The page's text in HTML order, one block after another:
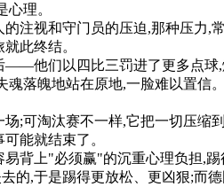
心理。
的注视和守门员的压迫,那种压力,
就此终结。
——他们 以 四 比三罚进了更多点球,
魂落魄地站在原地,一脸难以置信。
场;可淘汰赛不一样,它把一切压缩
可能就结束了 。
易背上"必须赢"的沉重心理负担,踢
的,于是踢得更放松 更凶狠;而德